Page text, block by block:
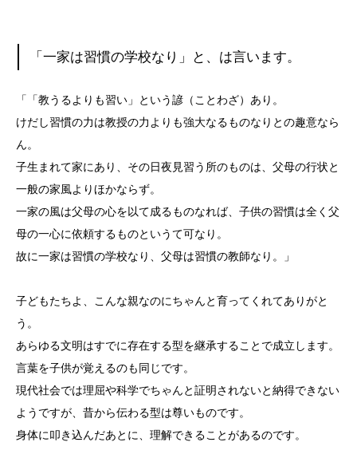
「一家は習慣の学校なり」と、は言います。
「「教うるよりも習い」という諺（ことわざ）あり。
けだし習慣の力は教授の力よりも強大なるものなりとの趣意なら
ん。
子生まれて家にあり、その日夜見習う所のものは、父母の行状と
一般の家風よりほかならず。
一家の風は父母の心を以て成るものなれば、子供の習慣は全く父
母の一心に依頼するものというて可なり。
故に一家は習慣の学校なり、父母は習慣の教師なり。」
子どもたちよ、こんな親なのにちゃんと育ってくれてありがと
う。
あらゆる文明はすでに存在する型を継承することで成立します。
言葉を子供が覚えるのも同じです。
現代社会では理屈や科学でちゃんと証明されないと納得できない
ようですが、昔から伝わる型は尊いものです。
身体に叩き込んだあとに、理解できることがあるのです。